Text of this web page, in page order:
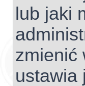
lub jaki
zmienić
ustawia